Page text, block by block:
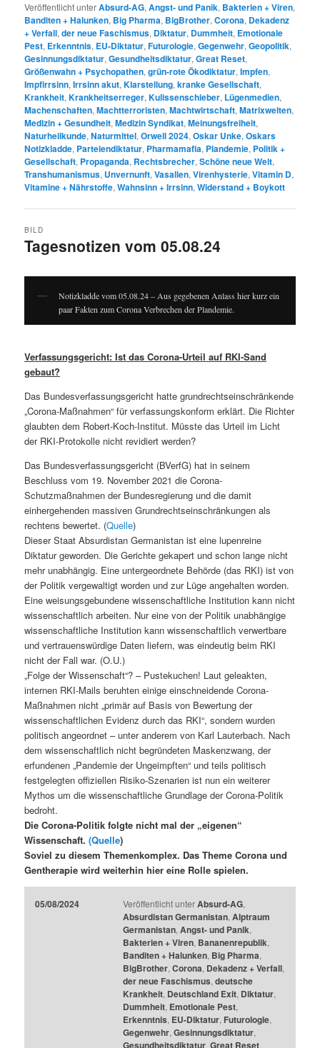
Veröffentlicht unterAbsurd-AG,Angst- und Panik, Bakterien + Viren,
Banditen + Halunken, Big Pharma, BigBrother,Corona, Dekadenz
+ Verfall,der neue Faschismus, Diktatur, Dummheit, Emotionale
Pest, Erkenntnis, EU-Diktatur,Futurologie,Gegenwehr,Geopolitik,
Gesinnungsdiktatur,Gesundheitsdiktatur,Great Reset,
Größenwahn + Psychopathen,grün-rote Ökodiktatur,Impfen,
Impfirrsinn,Irrsinn akut,Klarstellung,kranke Gesellschaft,
Krankheit,Krankheitserreger,Kulissenschieber, Lügenmedien,
Machenschaften,Machtterroristen,Machtwirtschaft,Matrixwelten,
Medizin + Gesundheit,Medizin Syndikat,Meinungsfreiheit,
Naturheilkunde,Naturmittel,Orwell 2024,Oskar Unke,Oskars
Notizkladde, Parteiendiktatur, Pharmamafia, Plandemie, Politik +
Gesellschaft, Propaganda, Rechtsbrecher,Schöne neue Welt,
Transhumanismus, Unvernunft,Vasallen,Virenhysterie,Vitamin D,
Vitamine + Nährstoffe,Wahnsinn + Irrsinn,Widerstand + Boykott
Tagesnotizen vom 05.08.24
BILD
Notizkladde vom 05.08.24 – Aus gegebenen Anlass hier kurz ein
paar Fakten zum Corona Verbrechen der Plandemie.
Verfassungsgericht: Ist das Corona-Urteil auf RKI-Sand
gebaut?
Das Bundesverfassungsgericht hatte grundrechtseinschränkende
„Corona-Maßnahmen“ für verfassungskonform erklärt. Die Richter
glaubten dem Robert-Koch-Institut. Müsste das Urteil im Licht
der RKI-Protokolle nicht revidiert werden?
Das Bundesverfassungsgericht (BVerfG) hat in seinem
Beschluss vom 19. November 2021 die Corona-
Schutzmaßnahmen der Bundesregierung und die damit
einhergehenden massiven Grundrechtseinschränkungen als
rechtens bewertet. (Quelle)
Dieser Staat Absurdistan Germanistan ist eine lupenreine
Diktatur geworden. Die Gerichte gekapert und schon lange nicht
mehr unabhängig. Eine untergeordnete Behörde (das RKI) ist von
der Politik vergewaltigt worden und zur Lüge angehalten worden.
Eine weisungsgebundene wissenschaftliche Institution kann nicht
wissenschaftlich arbeiten. Nur eine von der Politik unabhängige
wissenschaftliche Institution kann wissenschaftlich verwertbare
und vertrauenswürdige Daten liefern, was eindeutig beim RKI
nicht der Fall war. (O.U.)
„Folge der Wissenschaft“? – Pustekuchen! Laut geleakten,
internen RKI-Mails beruhten einige einschneidende Corona-
Maßnahmen nicht „primär auf Basis von Bewertung der
wissenschaftlichen Evidenz durch das RKI“, sondern wurden
politisch angeordnet – unter anderem von Karl Lauterbach. Nach
dem wissenschaftlich nicht begründeten Maskenzwang, der
erfundenen „Pandemie der Ungeimpften“ und teils politisch
festgelegten offiziellen Risiko-Szenarien ist nun ein weiterer
Mythos um die wissenschaftliche Grundlage der Corona-Politik
bedroht.
Die Corona-Politik folgte nicht mal der „eigenen“
Wissenschaft.(Quelle)
Soviel zu diesem Themenkomplex. Das Theme Corona und
Gentherapie wird weiterhin hier eine Rolle spielen.
05/08/2024 Veröffentlicht unter Absurd-AG,
Absurdistan Germanistan, Alptraum
Germanistan, Angst- und Panik,
Bakterien + Viren, Bananenrepublik,
Banditen + Halunken, Big Pharma,
BigBrother, Corona, Dekadenz + Verfall,
der neue Faschismus, deutsche
Krankheit, Deutschland Exit, Diktatur,
Dummheit, Emotionale Pest,
Erkenntnis, EU-Diktatur, Futurologie,
Gegenwehr, Gesinnungsdiktatur,
Gesundheitsdiktatur, Great Reset,